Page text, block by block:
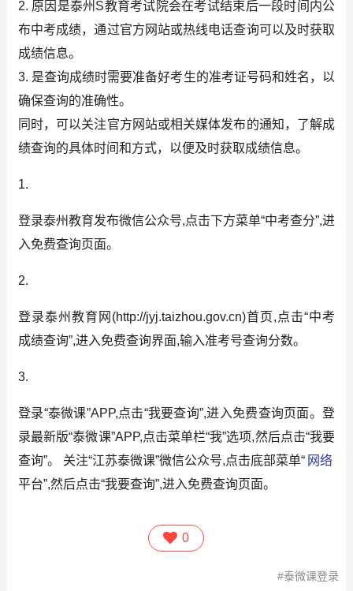
2. 原因是泰州S教育考试院会在考试结束后一段时间内公
布中考成绩，通过官方网站或热线电话查询可以及时获取
成绩信息。
3. 是查询成绩时需要准备好考生的准考证号码和姓名，以
确保查询的准确性。
同时，可以关注官方网站或相关媒体发布的通知，了解成
绩查询的具体时间和方式，以便及时获取成绩信息。
1.
登录泰州教育发布微信公众号,点击下方菜单“中考查分”,进
入免费查询页面。
2.
登录泰州教育网(http://jyj.taizhou.gov.cn)首页,点击“中考
成绩查询”,进入免费查询界面,输入准考号查询分数。
3.
登录“泰微课”APP,点击“我要查询”,进入免费查询页面。登
录最新版“泰微课”APP,点击菜单栏“我”选项,然后点击“我要
查询”。 关注“江苏泰微课”微信公众号,点击底部菜单“ 网络
平台”,然后点击“我要查询”,进入免费查询页面。
0
泰微课登录